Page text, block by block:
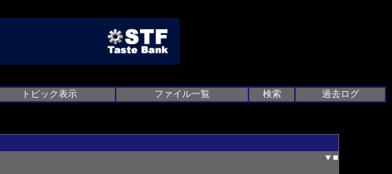
トピック表示 ファイル一覧 検索 過去ログ
▼ ■